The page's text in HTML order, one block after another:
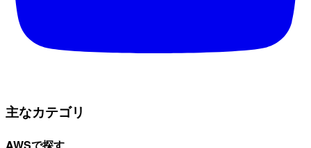
主なカテゴリ
AWSで探す